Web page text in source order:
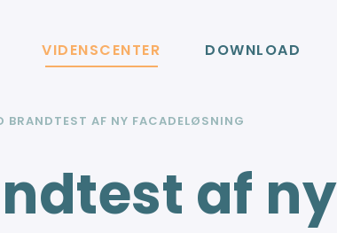
VIDENSCENTER DOWNLOAD
BRANDTEST AF NY FACADELØSNING
af ny